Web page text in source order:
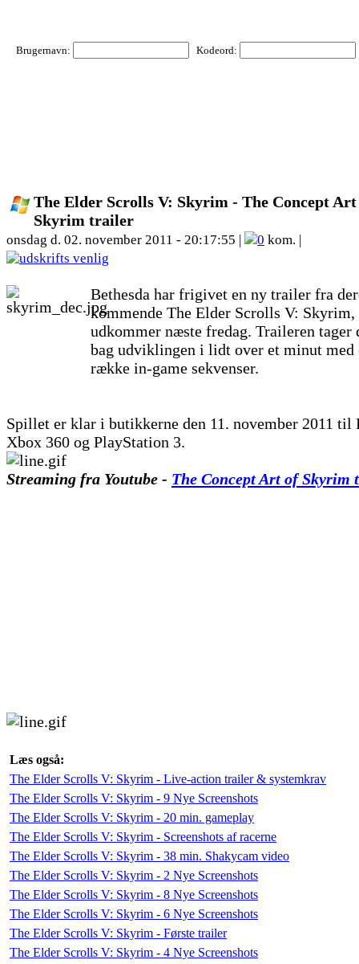
Brugernavn: Kodeord:
The Elder Scrolls V: Skyrim - The Concept
Skyrim trailer
onsdag d. 02. november 2011 - 20:17:55 | 0 kom. |
Bethesda har frigivet en ny trailer fra
kommende The Elder Scrolls V: Skyrim,
udkommer næste fredag. Traileren tager
bag udviklingen i lidt over et minut med
række in-game sekvenser.
Spillet er klar i butikkerne den 11. november 2011 til
Xbox 360 og PlayStation 3.
Streaming fra Youtube - The Concept Art of Skyrim
Læs også:
The Elder Scrolls V: Skyrim - Live-action trailer & systemkrav
The Elder Scrolls V: Skyrim - 9 Nye Screenshots
The Elder Scrolls V: Skyrim - 20 min. gameplay
The Elder Scrolls V: Skyrim - Screenshots af racerne
The Elder Scrolls V: Skyrim - 38 min. Shakycam video
The Elder Scrolls V: Skyrim - 2 Nye Screenshots
The Elder Scrolls V: Skyrim - 8 Nye Screenshots
The Elder Scrolls V: Skyrim - 6 Nye Screenshots
The Elder Scrolls V: Skyrim - Første trailer
The Elder Scrolls V: Skyrim - 4 Nye Screenshots